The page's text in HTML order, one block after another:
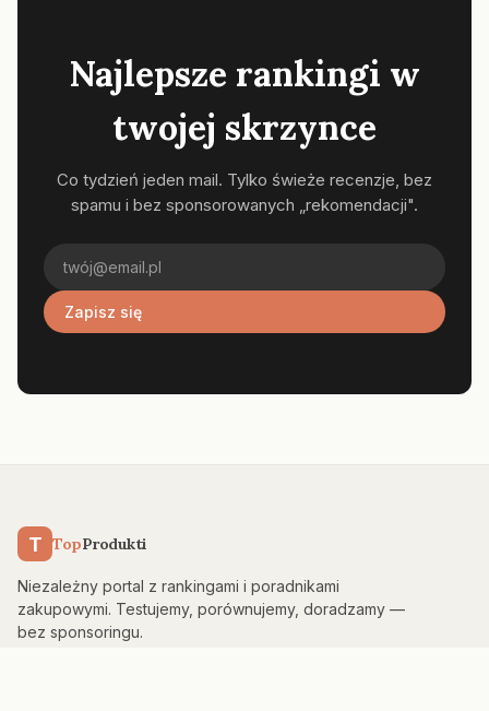
Najlepsze rankingi w
twojej skrzynce
Co tydzień jeden mail. Tylko świeże recenzje, bez
spamu i bez sponsorowanych „rekomendacji".
Zapisz się
T TopProdukti
Niezależny portal z rankingami i poradnikami
zakupowymi. Testujemy, porównujemy, doradzamy —
bez sponsoringu.